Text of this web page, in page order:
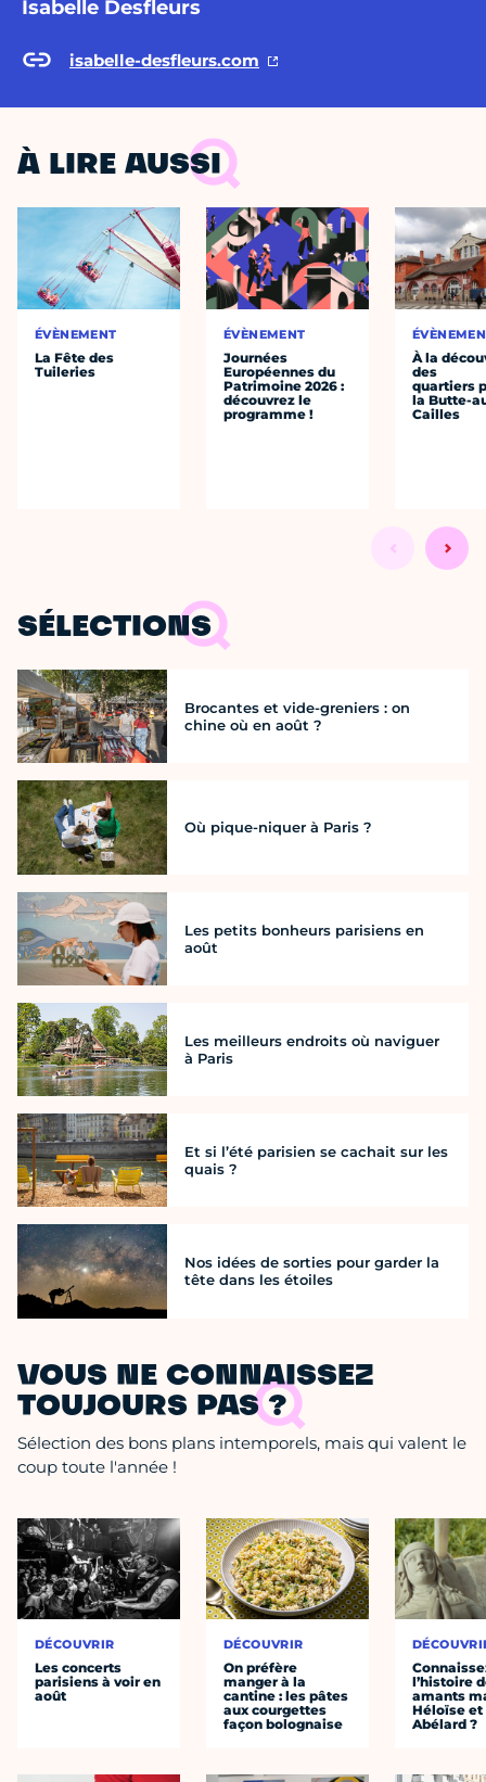
Isabelle Desfleurs
isabelle-desfleurs.com
À LIRE AUSSI
ÉVÈNEMENT
La Fête des
Tuileries
ÉVÈNEMENT
Journées
Européennes du
Patrimoine 2026 :
découvrez le
programme !
À la
des
quartiers
la Butte-
Cailles
SÉLECTIONS
Brocantes et vide-greniers : on
chine où en août ?
Où pique-niquer à Paris ?
Les petits bonheurs parisiens en
août
Les meilleurs endroits où naviguer
à Paris
Et si l’été parisien se cachait sur les
quais ?
Nos idées de sorties pour garder la
tête dans les étoiles
VOUS NE CONNAISSEZ
TOUJOURS PAS ?
Sélection des bons plans intemporels, mais qui valent le
coup toute l'année !
DÉCOUVRIR
Les concerts
parisiens à voir en
août
DÉCOUVRIR
On préfère
manger à la
cantine : les pâtes
aux courgettes
façon bolognaise
l’histoire
amants
Héloïse et
Abélard ?